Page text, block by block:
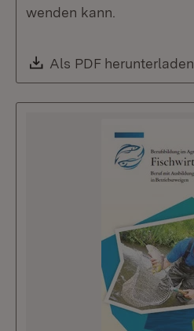
wenden kann.
Download:
Als PDF herunterladen